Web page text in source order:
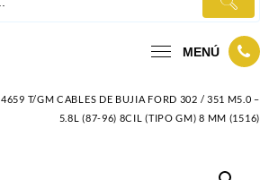
MENÚ
4659 T/GM CABLES DE BUJIA FORD 302 / 351 M5.0 –
5.8L (87-96) 8CIL (TIPO GM) 8 MM (1516)